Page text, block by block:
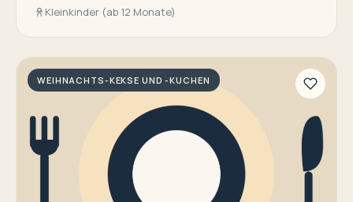
Kleinkinder (ab 12 Monate)
WEIHNACHTS-KEKSE UND -KUCHEN